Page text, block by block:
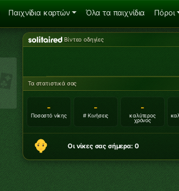
Παιχνίδια καρτών Όλα τα παιχνίδια Πόροι
Βίντεο οδηγίες
Τα στατιστικά σας
-
Ποσοστό νίκης
-
# Κινήσεις
-
καλύτερος
χρόνος
Οι νίκες σας σήμερα: 0